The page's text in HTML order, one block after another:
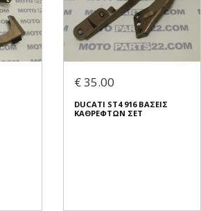
€ 35.00
DUCATI ST4 916 ΒΑΣΕΙΣ
ΚΑΘΡΕΦΤΩΝ ΣΕΤ